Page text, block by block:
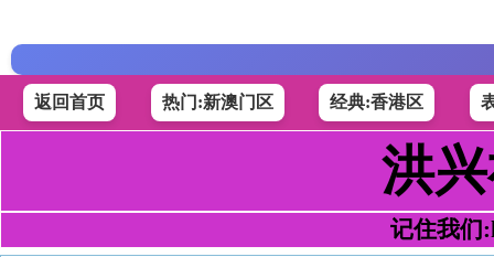
返回首页 热门:新澳门区 经典:香港区
洪
记住我们